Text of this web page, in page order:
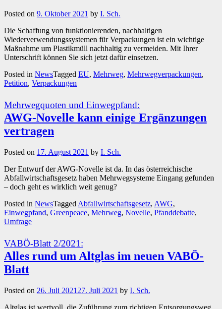
Posted on 9. Oktober 2021 by I. Sch.
Die Schaffung von funktionierenden, nachhaltigen
Wiederverwendungssystemen für Verpackungen ist ein wichtige
Maßnahme um Plastikmüll nachhaltig zu vermeiden. Mit Ihrer
Unterschrift können Sie sich jetzt dafür einsetzen.
Posted in NewsTagged EU, Mehrweg, Mehrwegverpackungen,
Petition, Verpackungen
Mehrwegquoten und Einwegpfand:
AWG-Novelle kann einige Ergänzungen
vertragen
Posted on 17. August 2021 by I. Sch.
Der Entwurf der AWG-Novelle ist da. In das österreichische
Abfallwirtschaftsgesetz haben Mehrwegsysteme Eingang gefunden
– doch geht es wirklich weit genug?
Posted in NewsTagged Abfallwirtschaftsgesetz, AWG,
Einwegpfand, Greenpeace, Mehrweg, Novelle, Pfanddebatte,
Umfrage
VABÖ-Blatt 2/2021:
Alles rund um Altglas im neuen VABÖ-
Blatt
Posted on 26. Juli 2021 27. Juli 2021 by I. Sch.
Altglas ist wertvoll, die Zuführung zum richtigen Entsorgungsweg